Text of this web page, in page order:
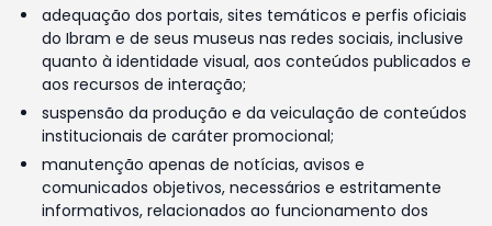
adequação dos portais, sites temáticos e perfis oficiais
do Ibram e de seus museus nas redes sociais, inclusive
quanto à identidade visual, aos conteúdos publicados e
aos recursos de interação;
suspensão da produção e da veiculação de conteúdos
institucionais de caráter promocional;
manutenção apenas de notícias, avisos e
comunicados objetivos, necessários e estritamente
informativos, relacionados ao funcionamento dos